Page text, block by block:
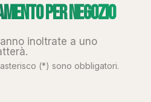
per negozio
inoltrate a uno
(*) sono obbligatori.